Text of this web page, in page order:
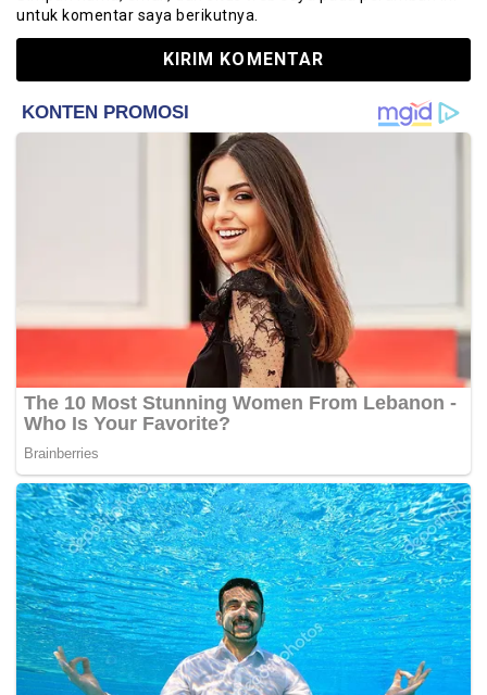
untuk komentar saya berikutnya.